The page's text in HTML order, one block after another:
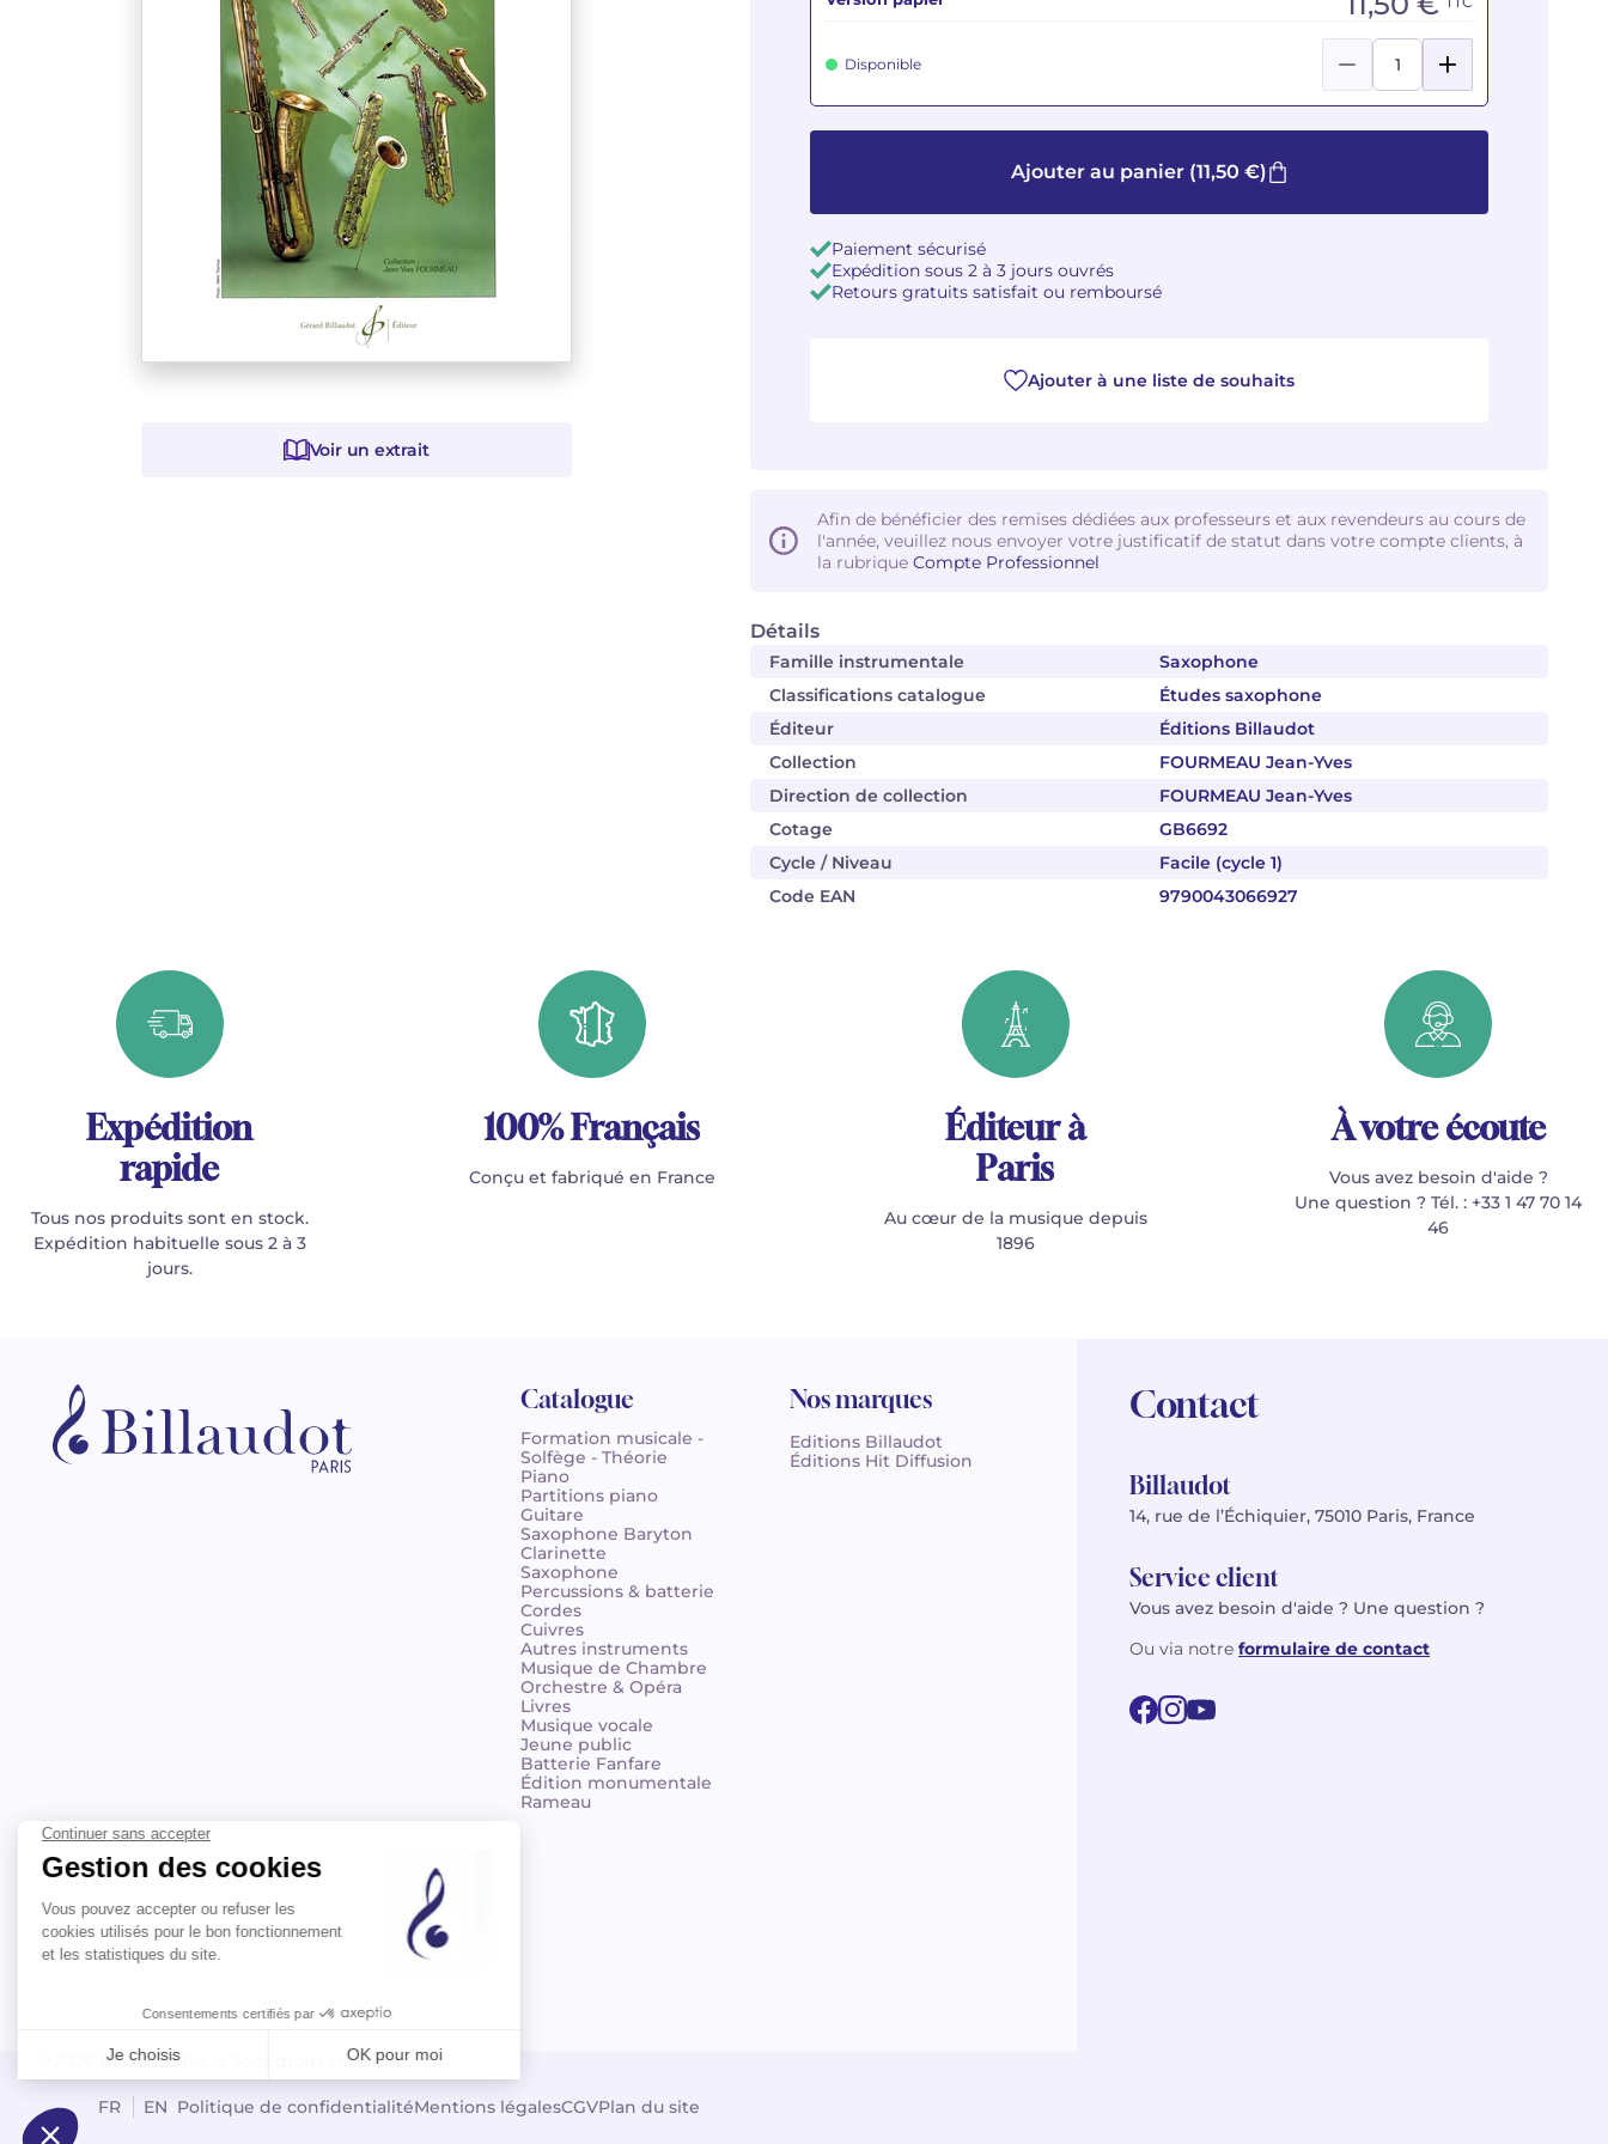
Détails
Famille instrumentale
Saxophone
Classifications catalogue
Études saxophone
Éditeur
Éditions Billaudot
Collection
FOURMEAU Jean-Yves
Direction de collection
FOURMEAU Jean-Yves
Cotage
GB6692
Cycle / Niveau
Facile (cycle 1)
Code EAN
9790043066927
Disponible
Ajouter au panier(11,50 €)
Paiement sécurisé
Expédition sous 2 à 3 jours ouvrés
Retours gratuits satisfait ou remboursé
Ajouter à une liste de souhaits
Afin de bénéficier des remises dédiées aux professeurs et aux revendeurs au cours de
l'année, veuillez nous envoyer votre justificatif de statut dans votre compte clients, à
la rubrique Compte Professionnel
Voir un extrait
Expédition
rapide
Tous nos produits sont en stock.
Expédition habituelle sous 2 à 3
jours.
100% Français
Conçu et fabriqué en France
Éditeur à
Paris
Au cœur de la musique depuis
1896
À votre écoute
Vous avez besoin d'aide ?
Une question ? Tél. : +33 1 47 70 14
46
Catalogue
Formation musicale -
Solfège - Théorie
Piano
Partitions piano
Guitare
Saxophone Baryton
Clarinette
Saxophone
Percussions & batterie
Cordes
Cuivres
Autres instruments
Musique de Chambre
Orchestre & Opéra
Livres
Musique vocale
Jeune public
Batterie Fanfare
Édition monumentale
Rameau
Nos marques
Editions Billaudot
Éditions Hit Diffusion
Contact
Billaudot
14, rue de l’Échiquier, 75010 Paris, France
Service client
Vous avez besoin d'aide ? Une question ?
Ou via notre formulaire de contact
FR EN Politique de confidentialitéMentions légalesCGVPlan du site
© 2026 Billaudot Paris. Tous droits réservés